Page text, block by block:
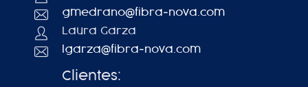
gmedrano@fibra-nova.com
Laura Garza
lgarza@fibra-nova.com
Clientes: